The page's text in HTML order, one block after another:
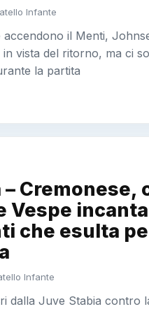
Infante
il Menti,
vista del ritorno, ma ci
la partita
Cremonese,
Vespe
che esulta
Infante
dalla Juve Stabia contro